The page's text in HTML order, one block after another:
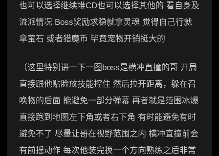
也可以选择继续堆CD也可以选择其他的 看自身及
流派情况 Boss奖励求稳就拿灵魂 觉得自己行就
拿萤石 或者猎魔币 毕竟宠物开销挺大的
（这里特别讲一下一图boss是横冲直撞的哥 开局
直接跟他贴脸放技能控住 然后拉开距离，躲在召
唤物的后面 能避免一部分弹幕 再者就是范围冰爆
直接跑到地图左下角或者右下角 有时能避免有时
避免不了 尽量让哥在视野范围之内 横冲直撞前会
有前摇动作 每次他装完换一个方向熟练之后非常